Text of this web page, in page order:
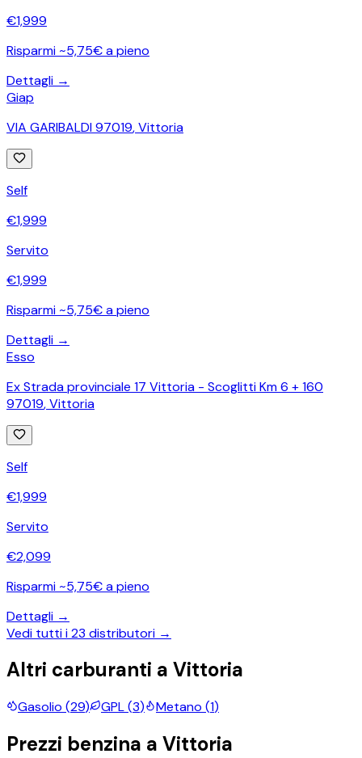
€1,999
Risparmi ~5,75€ a pieno
Dettagli →
Giap
VIA GARIBALDI 97019,Vittoria
Self
€1,999
Servito
€1,999
Risparmi ~5,75€ a pieno
Dettagli →
Esso
Ex Strada provinciale 17 Vittoria - Scoglitti Km 6 + 160
97019,Vittoria
Self
€1,999
Servito
€2,099
Risparmi ~5,75€ a pieno
Dettagli →
Vedi tutti i23 distributori →
Altri carburanti a Vittoria
Gasolio (29) GPL(3) Metano (1)
Prezzi benzina a Vittoria